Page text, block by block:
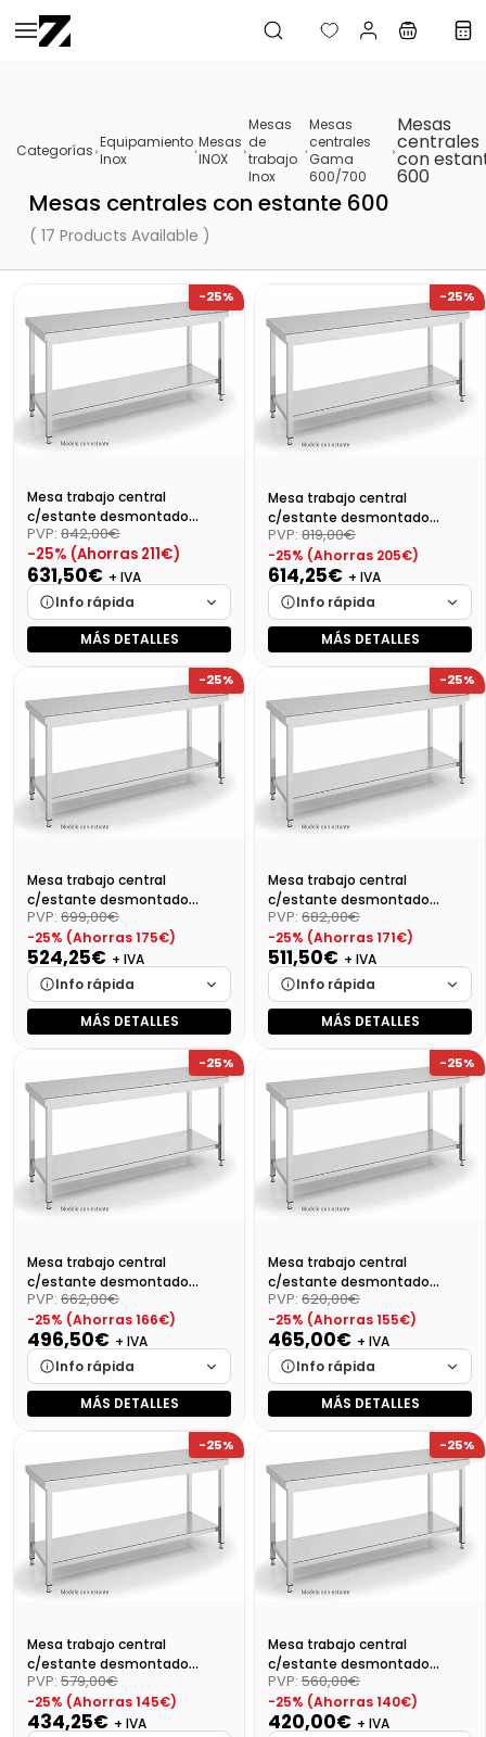
Saltar al
contenido
Categorías Equipamiento
Inox
Mesas
INOX
Mesas
de
trabajo
Inox
Mesas
centrales
Gama
600/700
Mesas
centrales
con
600
Mesas centrales con estante 600
( 17 Products Available )
-25%
Mesa trabajo central
c/estante desmontado
Dim:2400X600X850 Mm
PVP: 842,00€
-25% (Ahorras 211€)
631,50€ + IVA
Info rápida
Marca
Cargando…
Cargando…
Disponibilidad
Cargando…
764,12 €
MÁS DETALLES
-25%
Mesa trabajo central
c/estante desmontado
Dim:2200X600X850 Mm
PVP: 819,00€
-25% (Ahorras 205€)
614,25€ + IVA
Info rápida
Marca
Cargando…
Cargando…
Disponibilidad
Cargando…
743,24 €
MÁS DETALLES
-25%
Mesa trabajo central
c/estante desmontado
Dim:2000X600X850 Mm
PVP: 699,00€
-25% (Ahorras 175€)
524,25€ + IVA
Info rápida
Marca
Cargando…
Cargando…
Disponibilidad
Cargando…
634,34 €
MÁS DETALLES
-25%
Mesa trabajo central
c/estante desmontado
Dim:1900X600X850 Mm
PVP: 682,00€
-25% (Ahorras 171€)
511,50€ + IVA
Info rápida
Marca
Cargando…
Cargando…
Disponibilidad
Cargando…
618,92 €
MÁS DETALLES
-25%
Mesa trabajo central
c/estante desmontado
Dim:1800X600X850 Mm
PVP: 662,00€
-25% (Ahorras 166€)
496,50€ + IVA
Info rápida
Marca
Cargando…
Cargando…
Disponibilidad
Cargando…
600,77 €
MÁS DETALLES
-25%
Mesa trabajo central
c/estante desmontado
Dim:1700X600X850 Mm
PVP: 620,00€
-25% (Ahorras 155€)
465,00€ + IVA
Info rápida
Marca
Cargando…
Cargando…
Disponibilidad
Cargando…
562,65 €
MÁS DETALLES
-25%
Mesa trabajo central
c/estante desmontado
Dim:1600X600X850
PVP: 579,00€
-25% (Ahorras 145€)
434,25€ + IVA
-25%
Mesa trabajo central
c/estante desmontado
Dim:1500X600X850 Mm
PVP: 560,00€
-25% (Ahorras 140€)
420,00€ + IVA